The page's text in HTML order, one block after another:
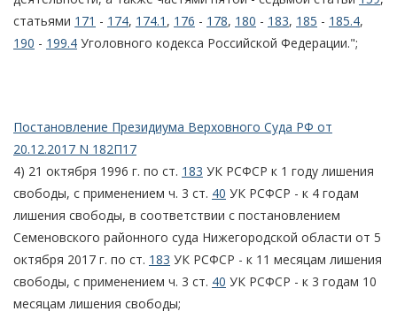
статьями 171 - 174, 174.1 , 176 - 178, 180 - 183, 185 - 185.4,
190 - 199.4 Уголовного кодекса Российской Федерации.";
Постановление Президиума Верховного Суда РФ от
20.12.2017 N 182П17
4) 21 октября 1996 г. по ст. 183 УК РСФСР к 1 году лишения
свободы, с применением ч. 3 ст. 40 УК РСФСР - к 4 годам
лишения свободы, в соответствии с постановлением
Семеновского районного суда Нижегородской области от 5
октября 2017 г. по ст. 183 УК РСФСР - к 11 месяцам лишения
свободы, с применением ч. 3 ст. 40 УК РСФСР - к 3 годам 10
месяцам лишения свободы;